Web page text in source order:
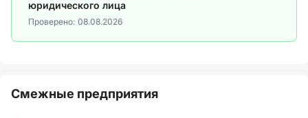
юридического лица
Проверено: 08.08.2026
Смежные предприятия